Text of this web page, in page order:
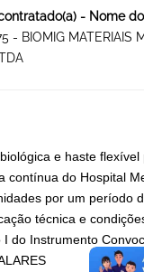
- Nome
- BIOMIG MATERIAIS
e haste flexível
contínua do Hospital
por um período
técnica e
I do Instrumento